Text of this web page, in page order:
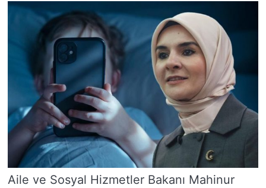
Aile ve Sosyal Hizmetler Bakanı Mahinur